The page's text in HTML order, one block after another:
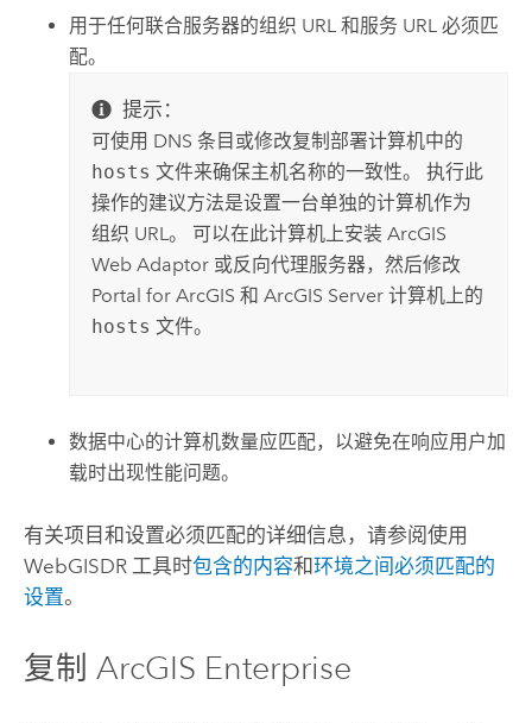
用于任何联合服务器的组织 URL 和服务 URL 必须匹
配。
提示：
可使用 DNS 条目或修改复制部署计算机中的
hosts 文件来确保主机名称的一致性。 执行此
操作的建议方法是设置一台单独的计算机作为
组织 URL。 可以在此计算机上安装 ArcGIS
Web Adaptor或反向代理服务器，然后修改
Portal for ArcGIS 和 ArcGIS Server 计算机上的
hosts 文件。
数据中心的计算机数量应匹配，以避免在响应用户加
载时出现性能问题。
有关项目和设置必须匹配的详细信息，请参阅使用
WebGISDR 工具时包含的内容和环境之间必须匹配的
设置。
复制 ArcGIS Enterprise